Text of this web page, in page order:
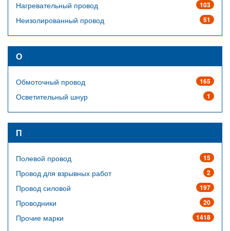
103
Нагревательный провод
51
Неизолированный провод
О
165
Обмоточный провод
1
Осветительный шнур
П
15
Полевой провод
2
Провод для взрывных работ
197
Провод силовой
20
Проводники
1418
Прочие марки